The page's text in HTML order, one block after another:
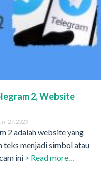
2, Website
27, 2023
2 adalah website yang
teks menjadi simbol atau
ini > Read more…